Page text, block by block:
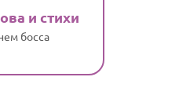
и стихи
босса